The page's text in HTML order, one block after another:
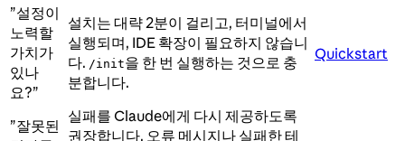
”설정이
노력할
가치가
있나
요?”
설치는 대략 2분이 걸리고, 터미널에서
실행되며, IDE 확장이 필요하지 않습니
다. /init을 한 번 실행하는 것으로 충
분합니다.
Quickstart
”잘못된
실패를 Claude에게 다시 제공하도록
권장합니다. 오류 메시지나 실패한 테